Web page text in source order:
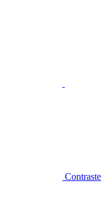
Contraste